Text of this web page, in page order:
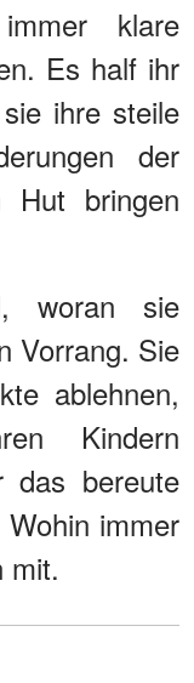
klare
Es half ihr
ihre steile
der
Hut bringen
woran sie
Vorrang. Sie
ablehnen,
Kindern
das bereute
immer
mit.